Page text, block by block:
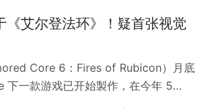
艾尔登法环》！疑首张视觉
Core 6：Fires of Rubicon）月底
下一款游戏已开始製作，在今年 5…